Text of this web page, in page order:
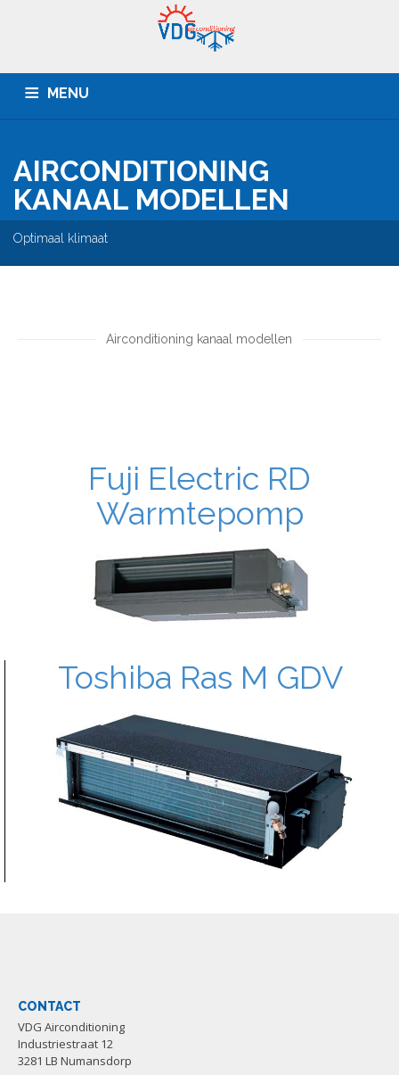
MENU
SERVICE CONTACT
AIRCONDITIONING
KANAAL MODELLEN
Optimaal klimaat
Airconditioning kanaal modellen
Fuji Electric RD
Warmtepomp
Toshiba Ras M GDV
CONTACT
VDG Airconditioning
Industriestraat 12
3281 LB Numansdorp